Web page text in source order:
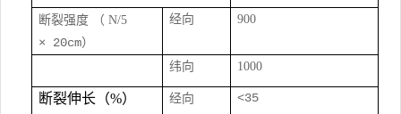
断裂强度 （ N/5
× 20cm）
经向 900
纬向 1000
断裂伸长（%） 经向 <35